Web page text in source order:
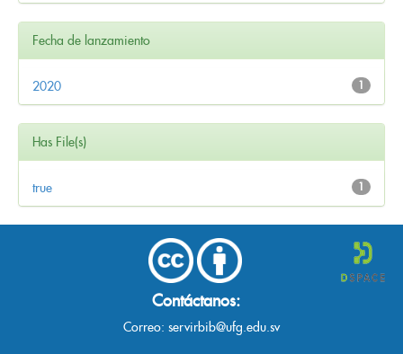
Fecha de lanzamiento
1
2020
Has File(s)
1
true
Contáctanos:
Correo: servirbib@ufg.edu.sv